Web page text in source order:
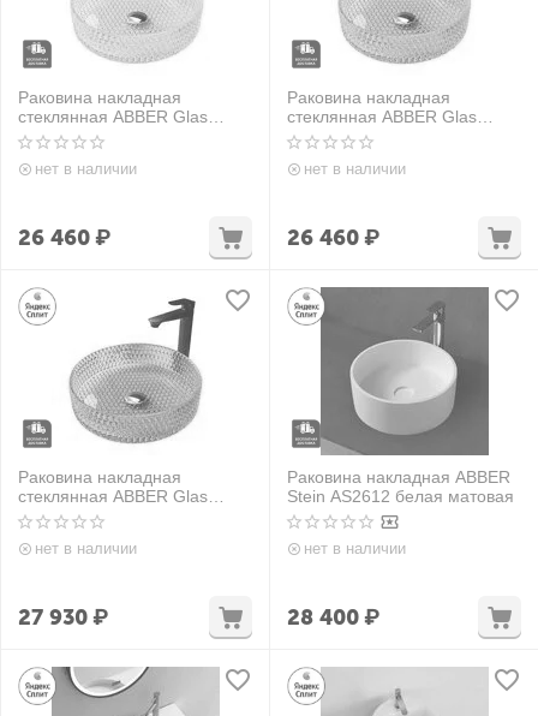
Раковина накладная
стеклянная ABBER Glas
AK2301O оранжевая
нет в наличии
26 460₽
Раковина накладная
стеклянная ABBER Glas
AK2301P фиолетовая
нет в наличии
26 460₽
Раковина накладная
стеклянная ABBER Glas
AK2301R рубиновая
нет в наличии
27 930₽
Раковина накладная ABBER
Stein AS2612 белая матовая
нет в наличии
28 400₽